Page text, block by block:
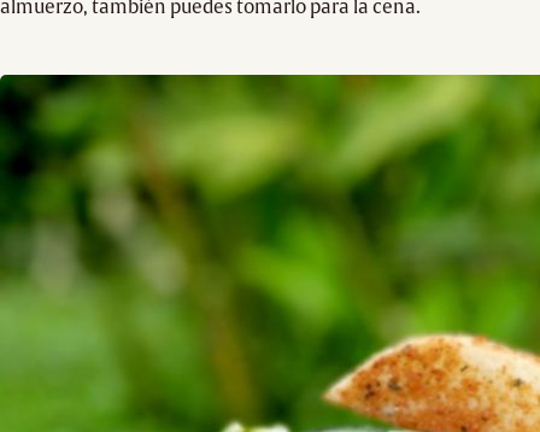
almuerzo, también puedes tomarlo para la cena.